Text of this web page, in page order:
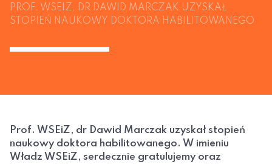
PROF. WSEIZ, DR DAWID MARCZAK UZYSKAŁ
STOPIEŃ NAUKOWY DOKTORA HABILITOWANEGO
Prof. WSEiZ, dr Dawid Marczak uzyskał stopień
naukowy doktora habilitowanego. W imieniu
Władz WSEiZ, serdecznie gratulujemy oraz